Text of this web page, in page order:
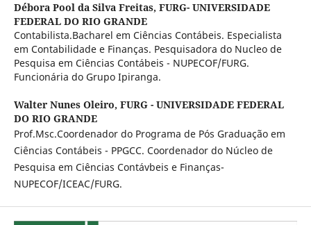
Débora Pool da Silva Freitas, FURG- UNIVERSIDADE
FEDERAL DO RIO GRANDE
Contabilista.Bacharel em Ciências Contábeis. Especialista
em Contabilidade e Finanças. Pesquisadora do Nucleo de
Pesquisa em Ciências Contábeis - NUPECOF/FURG.
Funcionária do Grupo Ipiranga.
Walter Nunes Oleiro, FURG - UNIVERSIDADE FEDERAL
DO RIO GRANDE
Prof.Msc.Coordenador do Programa de Pós Graduação em
Ciências Contábeis - PPGCC. Coordenador do Núcleo de
Pesquisa em Ciências Contávbeis e Finanças-
NUPECOF/ICEAC/FURG.